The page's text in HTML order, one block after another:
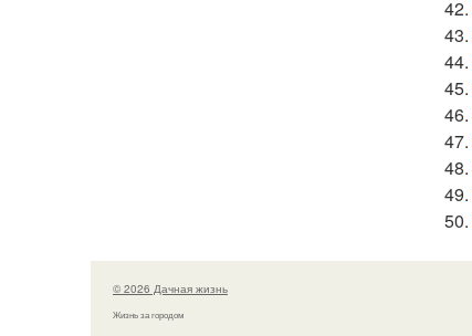
42.
43.
44.
45.
46.
47.
48.
49.
50.
© 2026 Дачная жизнь
Жизнь за городом